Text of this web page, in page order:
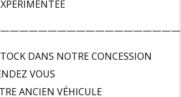
DANS NOTRE CONCESSION
VOUS
ANCIEN VÉHICULE